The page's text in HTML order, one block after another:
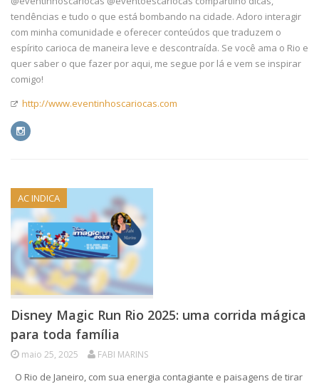
tendências e tudo o que está bombando na cidade. Adoro interagir
com minha comunidade e oferecer conteúdos que traduzem o
espírito carioca de maneira leve e descontraída. Se você ama o Rio e
quer saber o que fazer por aqui, me segue por lá e vem se inspirar
comigo!
http://www.eventinhoscariocas.com
AC INDICA
Disney Magic Run Rio 2025: uma corrida mágica
para toda família
maio 25, 2025 FABI MARINS
O Rio de Janeiro, com sua energia contagiante e paisagens de tirar